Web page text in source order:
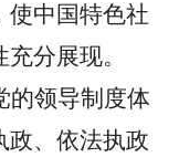
使中国特色社
分展现。
的领导制度体
政、依法执政